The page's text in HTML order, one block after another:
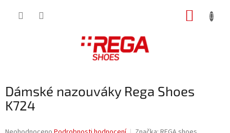
Dámské nazouváky Rega Shoes
K724